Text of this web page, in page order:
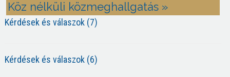
Köz nélküli közmeghallgatás »
Kérdések és válaszok (7)
Kérdések és válaszok (6)